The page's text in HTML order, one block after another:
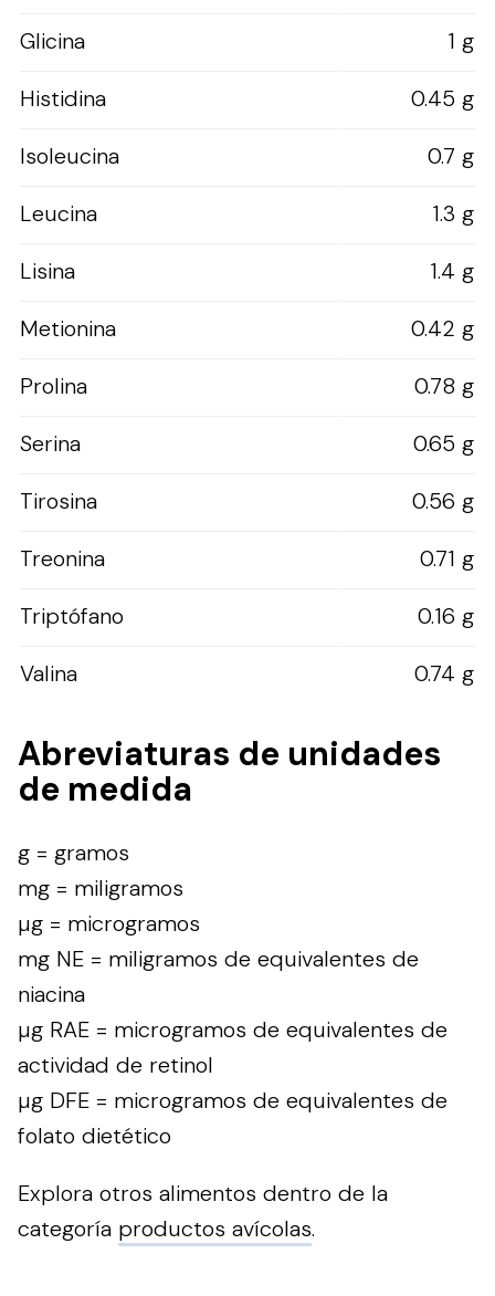
Glicina
1 g
Histidina
0.45 g
Isoleucina
0.7 g
Leucina
1.3 g
Lisina
1.4 g
Metionina
0.42 g
Prolina
0.78 g
Serina
0.65 g
Tirosina
0.56 g
Treonina
0.71 g
Triptófano
0.16 g
Valina
0.74 g
Abreviaturas de unidades
de medida
g = gramos
mg = miligramos
µg = microgramos
mg NE = miligramos de equivalentes de
niacina
µg RAE = microgramos de equivalentes de
actividad de retinol
µg DFE = microgramos de equivalentes de
folato dietético
Explora otros alimentos dentro de la
categoría productos avícolas.